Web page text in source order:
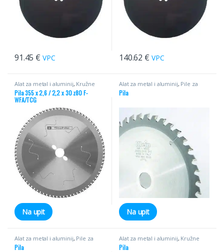
91.45 € VPC 140.62 € VPC
Alat za metal i aluminij, Kružne
pile za metal
Pila 355 x 2,6 / 2,2 x 30 z80 F-
WFA/TCG
Na upit
Alat za metal i aluminij, Pile za
aluminij
Pila
Na upit
Alat za metal i aluminij, Pile za
aluminij
Pila
Alat za metal i aluminij, Kružne
pile za metal
Pila